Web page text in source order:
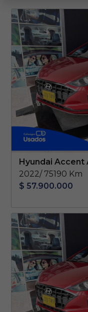
Hyundai Accent
2022/ 75190 Km
$ 57.900.000